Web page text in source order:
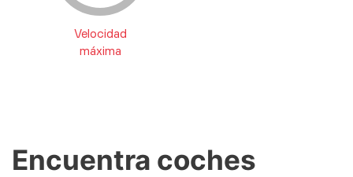
Velocidad
máxima
Encuentra coches